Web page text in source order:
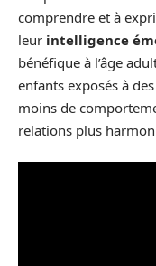
comprendre et à
leur intelligence
bénéfique à l’âge
enfants exposés à
moins de
relations plus